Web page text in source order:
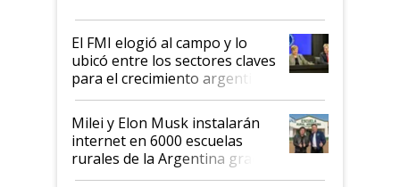
de Milei
El FMI elogió al campo y lo
ubicó entre los sectores claves
para el crecimiento argentino
Milei y Elon Musk instalarán
internet en 6000 escuelas
rurales de la Argentina gracias
a un acuerdo con Starlink